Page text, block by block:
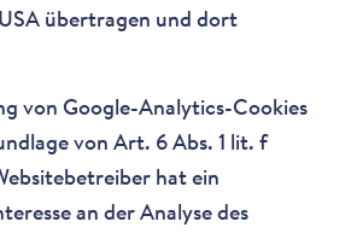
übertragen und dort
von Google-Analytics-Cookies
von Art. 6 Abs. 1 lit. f
hat ein
an der Analyse des